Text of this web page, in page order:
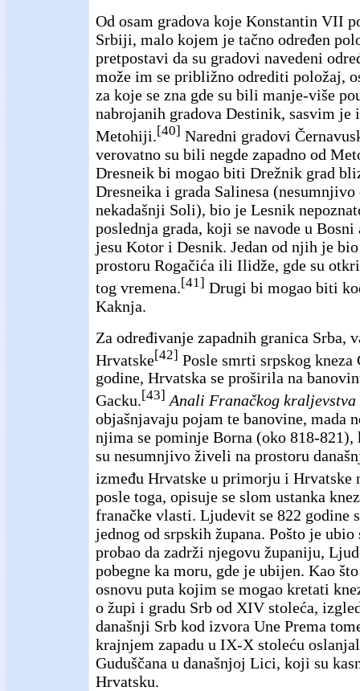
Od osam gradova koje Konstantin VII
Srbiji, malo kojem je tačno određen
pretpostavi da su gradovi navedeni
može im se približno odrediti položaj,
za koje se zna gde su bili manje-više
nabrojanih gradova Destinik, sasvim je
Metohiji.[40] Naredni gradovi
verovatno su bili negde zapadno od
Dresneik bi mogao biti Drežnik grad
Dresneika i grada Salinesa (nesumnjivo
nekadašnji Soli), bio je Lesnik
poslednja grada, koji se navode u
jesu Kotor i Desnik. Jedan od njih je
prostoru Rogačića ili Ilidže, gde su
tog vremena.[41] Drugi bi mogao biti
Kaknja.
Za određivanje zapadnih granica Srba,
Hrvatske[42] Posle smrti srpskog kneza
godine, Hrvatska se proširila na
Gacku.[43] Anali Franačkog kraljevstva
objašnjavaju pojam te banovine, mada
njima se pominje Borna (oko 818-821),
su nesumnjivo živeli na prostoru
između Hrvatske u primorju i Hrvatske
posle toga, opisuje se slom ustanka
franačke vlasti. Ljudevit se 822 godine
jednog od srpskih župana. Pošto je
probao da zadrži njegovu županiju,
pobegne ka moru, gde je ubijen. Kao
osnovu puta kojim se mogao kretati
o župi i gradu Srb od XIV stoleća,
današnji Srb kod izvora Une Prema
krajnjem zapadu u IX-X stoleću
Guduščana u današnjoj Lici, koji su
Hrvatsku.